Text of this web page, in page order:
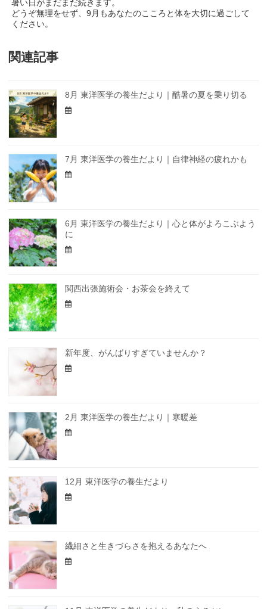
暑い日がまだまだ続きます。
どうぞ無理をせず、9月もあなたのこころと体を大切に過ごして
ください。
関連記事
8月 東洋医学の養生だより｜酷暑の夏を乗り切る
7月 東洋医学の養生だより｜自律神経の疲れかも
6月 東洋医学の養生だより｜心と体がよろこぶよう
に
関西出張施術会・お茶会を終えて
新年度、がんばりすぎていませんか？
2月 東洋医学の養生だより｜寒暖差
12月 東洋医学の養生だより
繊細さと生きづらさを抱えるあなたへ